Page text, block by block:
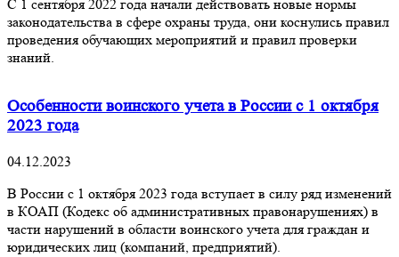
С 1 сентября 2022 года начали действовать новые нормы
законодательства в сфере охраны труда, они коснулись правил
проведения обучающих мероприятий и правил проверки
знаний.
Особенности воинского учета в России с 1 октября
2023 года
04.12.2023
В России с 1 октября 2023 года вступает в силу ряд изменений
в КОАП (Кодекс об административных правонарушениях) в
части нарушений в области воинского учета для граждан и
юридических лиц (компаний, предприятий).